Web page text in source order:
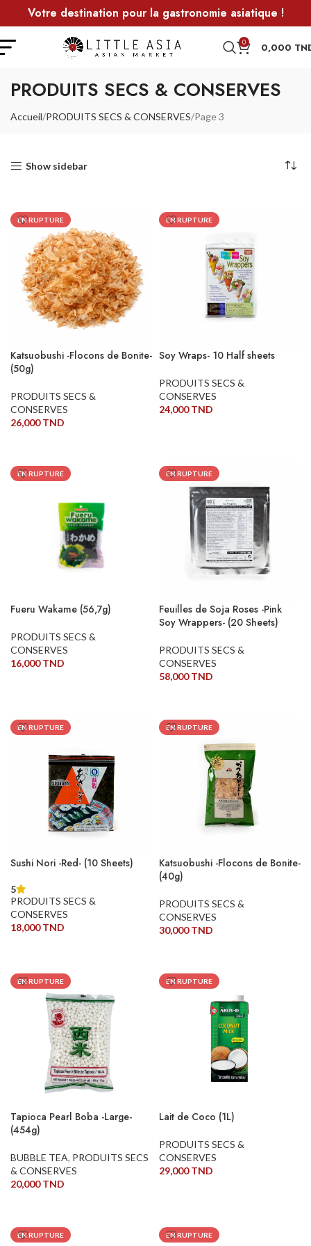
Votre destination pour la gastronomie asiatique !
0 0,000
PRODUITS SECS & CONSERVES
Accueil PRODUITS SECS & CONSERVES Page 3
Show sidebar
EN RUPTURE
Katsuobushi -Flocons de Bonite-
(50g)
PRODUITS SECS &
CONSERVES
26,000TND
EN RUPTURE
Soy Wraps- 10 Half sheets
PRODUITS SECS &
CONSERVES
24,000TND
EN RUPTURE
Fueru Wakame (56,7g)
PRODUITS SECS &
CONSERVES
16,000TND
EN RUPTURE
Feuilles de Soja Roses -Pink
Soy Wrappers- (20 Sheets)
PRODUITS SECS &
CONSERVES
58,000TND
EN RUPTURE
Sushi Nori -Red- (10 Sheets)
5
PRODUITS SECS &
CONSERVES
18,000TND
EN RUPTURE
Katsuobushi -Flocons de Bonite-
(40g)
PRODUITS SECS &
CONSERVES
30,000TND
EN RUPTURE
Tapioca Pearl Boba -Large-
(454g)
BUBBLE TEA, PRODUITS SECS
& CONSERVES
20,000TND
EN RUPTURE
Lait de Coco (1L)
PRODUITS SECS &
CONSERVES
29,000TND
EN RUPTURE EN RUPTURE